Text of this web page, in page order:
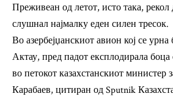
Преживеан од летот, исто така, рекол
слушнал најмалку еден силен тресок.
Во азербејџанскиот авион кој се
Актау, пред падот експлодирала боца
во петокот казахстанскиот министер
Карабаев, цитиран од Sputnik